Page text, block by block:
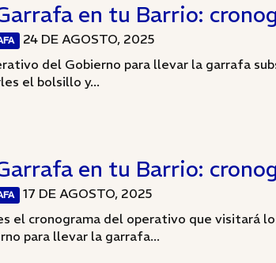
en tu Barrio:
24 DE AGOSTO, 2025
del Gobierno para llevar la garrafa
el bolsillo y...
en tu Barrio:
17 DE AGOSTO, 2025
el cronograma del operativo que visitará
para llevar la garrafa...